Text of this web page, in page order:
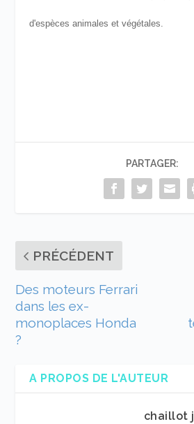
d'espèces animales et végétales.
PARTAGER:
PRÉCÉDENT
Des moteurs Ferrari
dans les ex-
monoplaces Honda
?
A PROPOS DE L'AUTEUR
chaillot